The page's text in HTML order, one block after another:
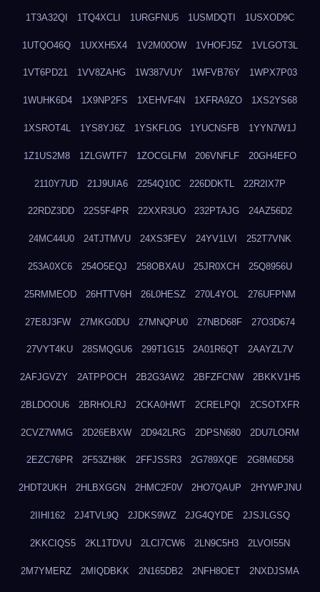
1T3A32QI 1TQ4XCLI 1URGFNU5 1USMDQTI 1USXOD9C
1UTQO46Q 1UXXH5X4 1V2M00OW 1VHOFJ5Z 1VLGOT3L
1VT6PD21 1VV8ZAHG 1W387VUY 1WFVB76Y 1WPX7P03
1WUHK6D4 1X9NP2FS 1XEHVF4N 1XFRA9ZO 1XS2YS68
1XSROT4L 1YS8YJ6Z 1YSKFL0G 1YUCNSFB 1YYN7W1J
1Z1US2M8 1ZLGWTF7 1ZOCGLFM 206VNFLF 20GH4EFO
2110Y7UD 21J9UIA6 2254Q10C 226DDKTL 22R2IX7P
22RDZ3DD 22S5F4PR 22XXR3UO 232PTAJG 24AZ56D2
24MC44U0 24TJTMVU 24XS3FEV 24YV1LVI 252T7VNK
253A0XC6 254O5EQJ 258OBXAU 25JR0XCH 25Q8956U
25RMMEOD 26HTTV6H 26L0HESZ 270L4YOL 276UFPNM
27E8J3FW 27MKG0DU 27MNQPU0 27NBD68F 27O3D674
27VYT4KU 28SMQGU6 299T1G15 2A01R6QT 2AAYZL7V
2AFJGVZY 2ATPPOCH 2B2G3AW2 2BFZFCNW 2BKKV1H5
2BLDOOU6 2BRHOLRJ 2CKA0HWT 2CRELPQI 2CSOTXFR
2CVZ7WMG 2D26EBXW 2D942LRG 2DPSN680 2DU7LORM
2EZC76PR 2F53ZH8K 2FFJSSR3 2G789XQE 2G8M6D58
2HDT2UKH 2HLBXGGN 2HMC2F0V 2HO7QAUP 2HYWPJNU
2IIHI162 2J4TVL9Q 2JDKS9WZ 2JG4QYDE 2JSJLGSQ
2KKCIQS5 2KL1TDVU 2LCI7CW6 2LN9C5H3 2LVOI55N
2M7YMERZ 2MIQDBKK 2N165DB2 2NFH8OET 2NXDJSMA